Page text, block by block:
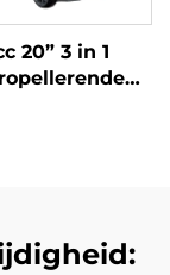
20” 3 in 1